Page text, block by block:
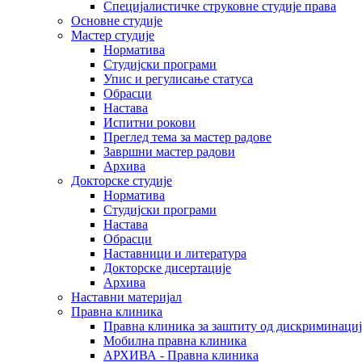
Специјалистичке струковне студије права
Основне студије
Мастер студије
Норматива
Студијски програми
Упис и регулисање статуса
Обрасци
Настава
Испитни рокови
Преглед тема за мастер радове
Завршни мастер радови
Архива
Докторске студије
Норматива
Студијски програми
Настава
Обрасци
Наставници и литература
Докторске дисертације
Архива
Наставни материјал
Правна клиника
Правна клиника за заштиту од
Мобилна правна клиника
АРХИВА - Правна клиника